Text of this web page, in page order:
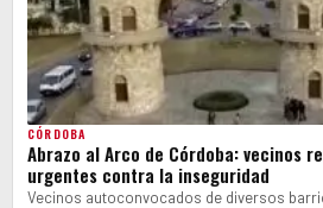
CÓRDOBA
Abrazo al Arco de Córdoba: vecinos
urgentes contra la inseguridad
Vecinos autoconvocados de diversos